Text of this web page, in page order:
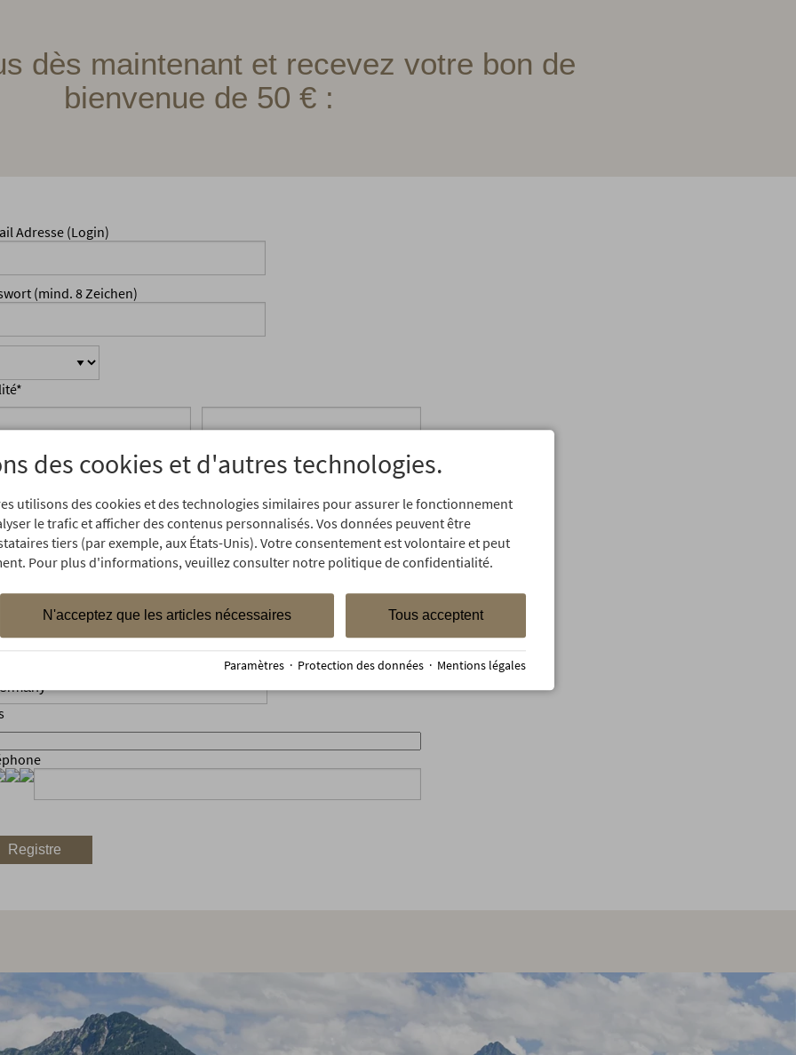
dès maintenant et recevez votre bon de
bienvenue de 50 € :
Adresse (Login)
(mind. 8 Zeichen)
*
Nom
Service
Adresse Numéro *
postal
Ville* Quartier
des cookies et d'autres technologies.
utilisons des cookies et des technologies similaires pour assurer le fonctionnement
le trafic et afficher des contenus personnalisés. Vos données peuvent être
tiers (par exemple, aux États-Unis). Votre consentement est volontaire et peut
Pour plus d'informations, veuillez consulter notre politique de confidentialité.
Tous acceptent
N'acceptez que les articles nécessaires
Paramètres · Protection des données · Mentions légales